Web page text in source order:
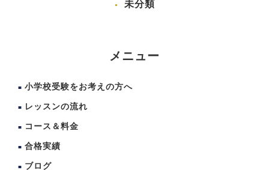
未分類
メニュー
小学校受験をお考えの方へ
レッスンの流れ
コース＆料金
合格実績
ブログ